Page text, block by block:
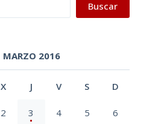
Buscar
MARZO 2016
X J V S D
2 3 4 5 6